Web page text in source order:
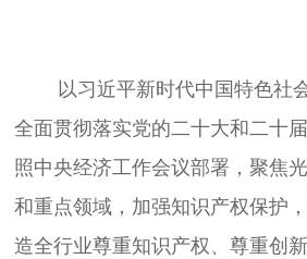
全面贯彻落实党的二十大和二十
照中央经济工作会议部署，聚焦
和重点领域，加强知识产权保护
造全行业尊重知识产权、尊重创